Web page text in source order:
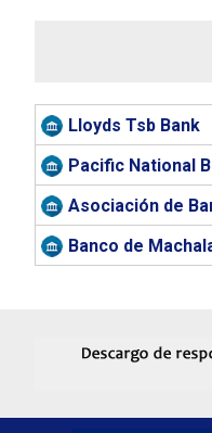
Lloyds Tsb Bank
Pacific National
Asociación de
Banco de